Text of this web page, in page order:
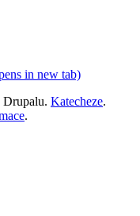
in new tab)
Drupalu. Katecheze.
.